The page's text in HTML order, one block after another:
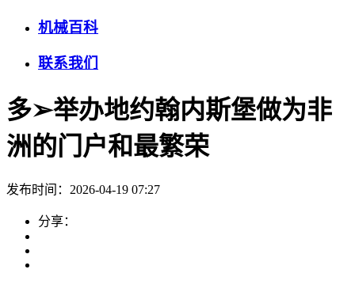
机械百科
联系我们
多➢举办地约翰内斯堡做为非
洲的门户和最繁荣
发布时间：2026-04-19 07:27
分享：